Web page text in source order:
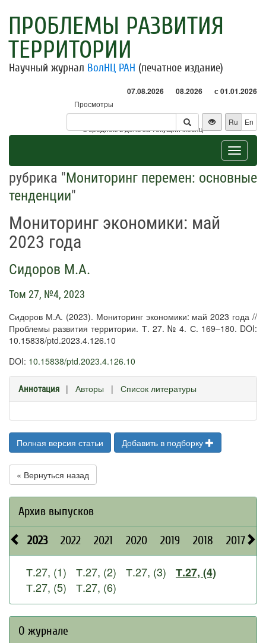
ПРОБЛЕМЫ РАЗВИТИЯ
ТЕРРИТОРИИ
Научный журнал ВолНЦ РАН (печатное издание)
07.08.2026 08.2026 с 01.01.2026
Просмотры
Посетители
* - в среднем в день за текущий месяц
Ru En
Toggle
рубрика "Мониторинг перемен: основные
тенденции"
Мониторинг экономики: май
2023 года
Сидоров М.А.
Том 27, №4, 2023
Сидоров М.А. (2023). Мониторинг экономики: май 2023 года //
Проблемы развития территории. Т. 27. № 4. С. 169–180. DOI:
10.15838/ptd.2023.4.126.10
DOI: 10.15838/ptd.2023.4.126.10
Аннотация | Авторы | Список литературы
Полная версия статьи Добавить в подборку
« Вернуться назад
Архив выпусков
2023 2022 2021 2020 2019 2018 2017
Т.27, (1) Т.27, (2) Т.27, (3)
Т.27, (4)
Т.27, (5)
Т.27, (6)
О журнале